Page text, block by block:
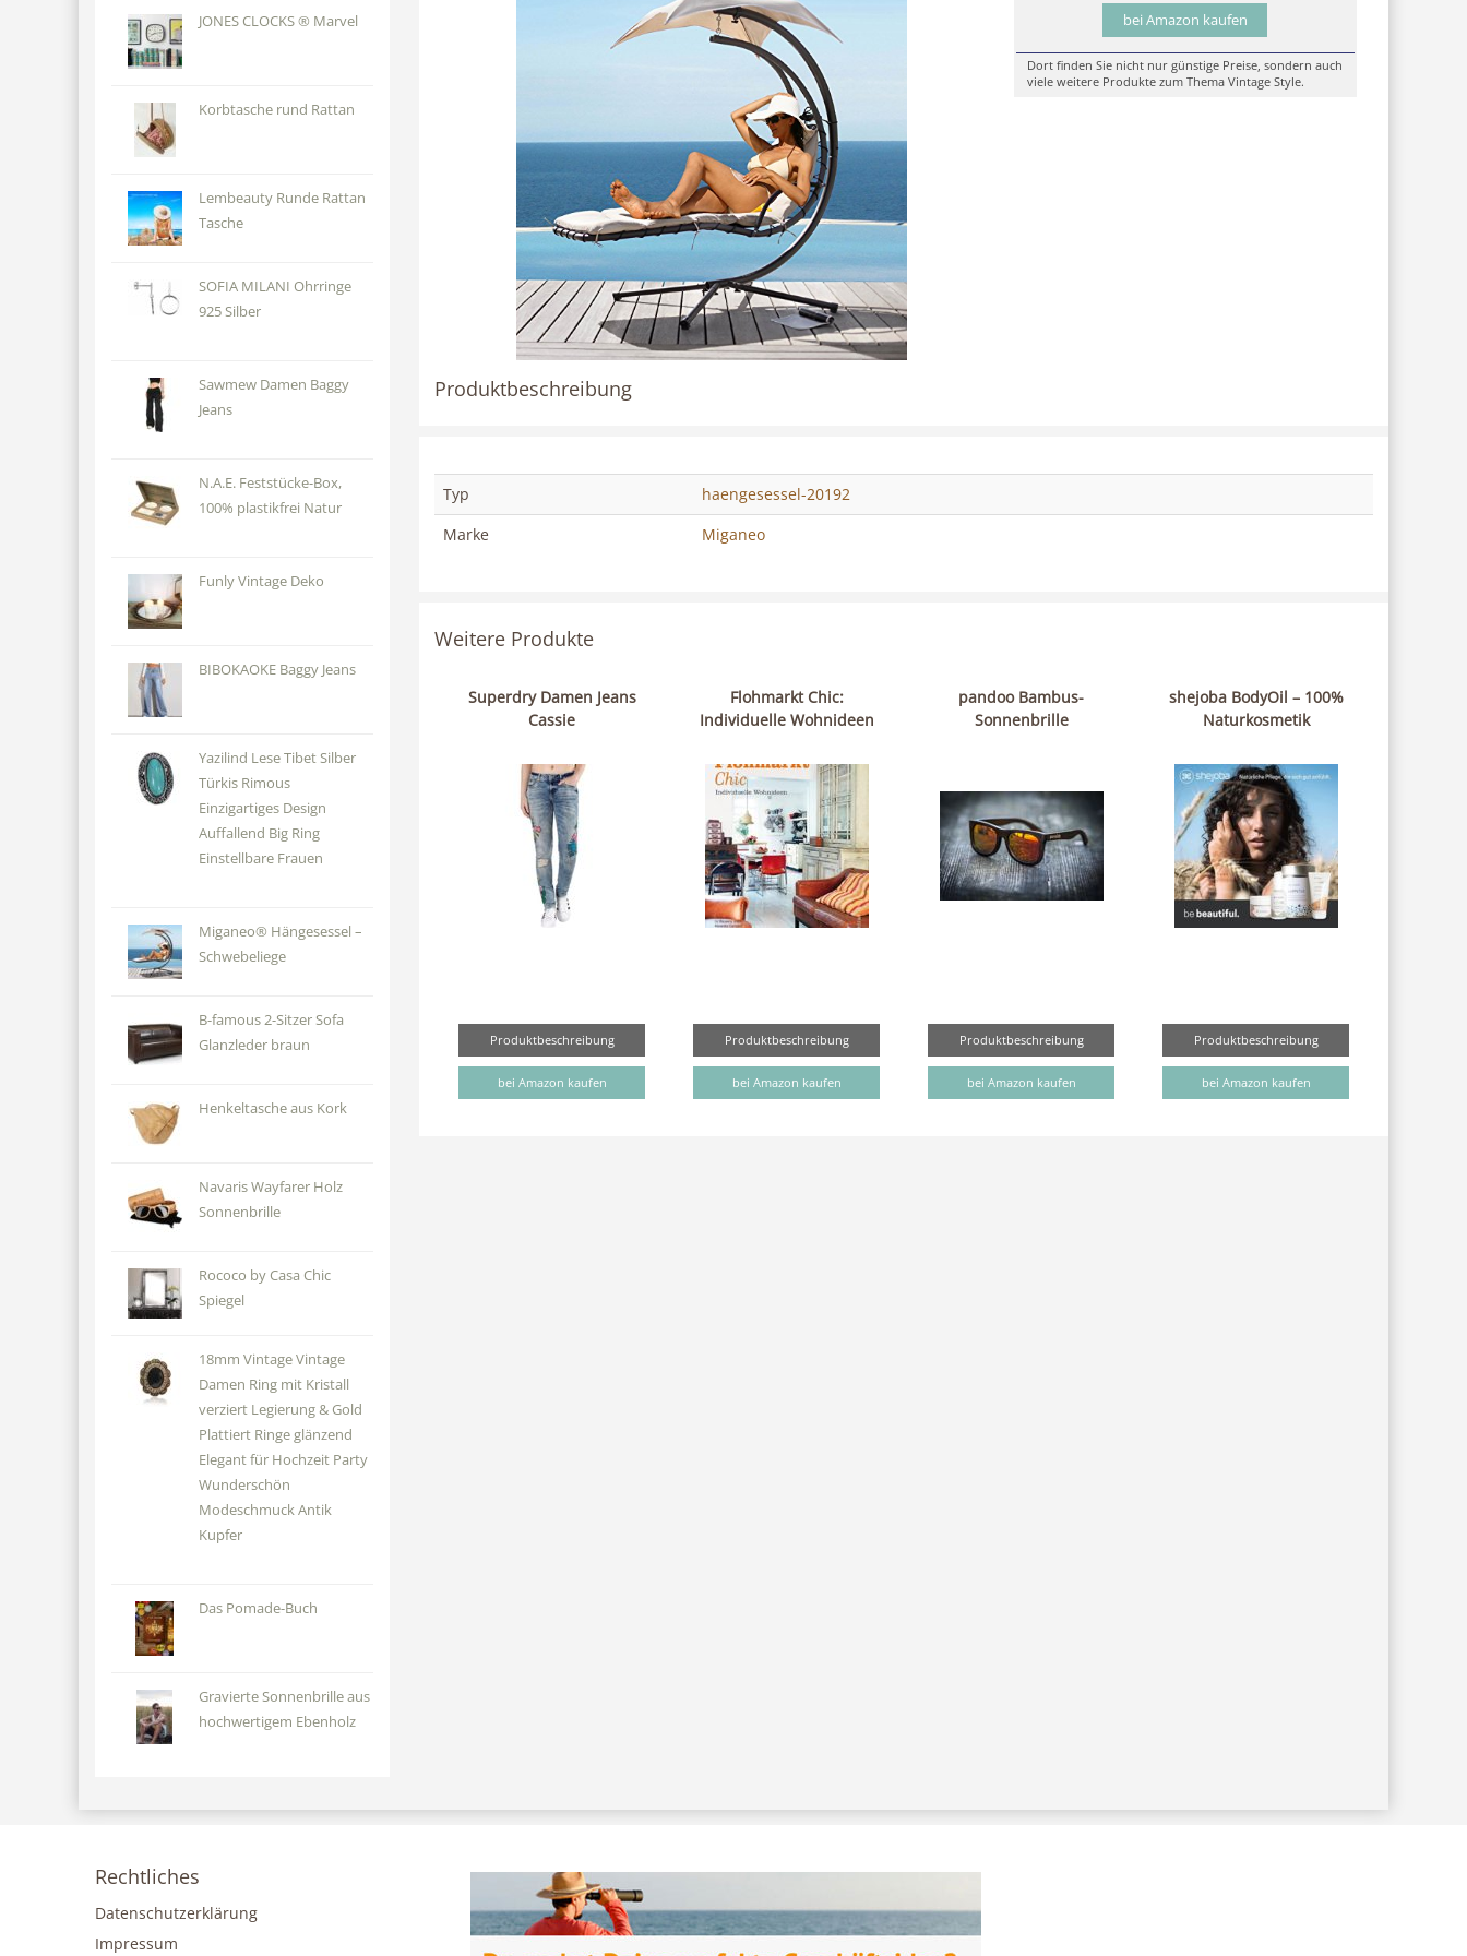
JONES CLOCKS ® Marvel
Korbtasche rund Rattan
Lembeauty Runde Rattan
Tasche
SOFIA MILANI Ohrringe
925 Silber
Sawmew Damen Baggy
Jeans
N.A.E. Feststücke-Box,
100% plastikfrei Natur
Funly Vintage Deko
BIBOKAOKE Baggy Jeans
Yazilind Lese Tibet Silber
Türkis Rimous
Einzigartiges Design
Auffallend Big Ring
Einstellbare Frauen
Miganeo® Hängesessel –
Schwebeliege
B-famous 2-Sitzer Sofa
Glanzleder braun
Henkeltasche aus Kork
Navaris Wayfarer Holz
Sonnenbrille
Rococo by Casa Chic
Spiegel
18mm Vintage Vintage
Damen Ring mit Kristall
verziert Legierung & Gold
Plattiert Ringe glänzend
Elegant für Hochzeit Party
Wunderschön
Modeschmuck Antik
Kupfer
Das Pomade-Buch
Gravierte Sonnenbrille aus
hochwertigem Ebenholz
bei Amazon kaufen
Dort finden Sie nicht nur günstige Preise, sondern auch
viele weitere Produkte zum Thema Vintage Style.
Produktbeschreibung
Typ
haengesessel-20192
Marke
Miganeo
Weitere Produkte
Superdry Damen Jeans
Cassie
Produktbeschreibung
bei Amazon kaufen
Flohmarkt Chic:
Individuelle Wohnideen
Produktbeschreibung
bei Amazon kaufen
pandoo Bambus-
Sonnenbrille
Produktbeschreibung
bei Amazon kaufen
shejoba BodyOil – 100%
Naturkosmetik
Produktbeschreibung
bei Amazon kaufen
Rechtliches
Datenschutzerklärung
Impressum